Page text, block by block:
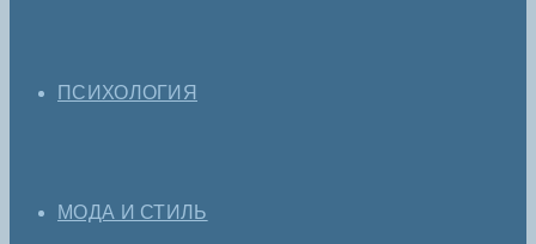
ПСИХОЛОГИЯ
МОДА И СТИЛЬ